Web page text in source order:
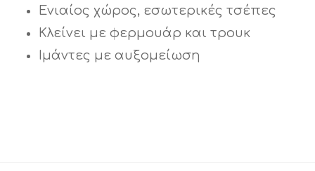
Ενιαίος χώρος, εσωτερικές τσέπες
Κλείνει με φερμουάρ και τρουκ
Ιμάντες με αυξομείωση